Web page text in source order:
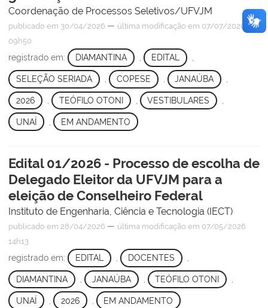
Coordenação de Processos Seletivos/UFVJM
publicado em 30/04/2026 — última modificação em 07/07/2026
09h50
registrado em: DIAMANTINA , EDITAL ,
SELEÇÃO SERIADA COPESE JANAÚBA
2026 TEÓFILO OTONI VESTIBULARES
UNAÍ EM ANDAMENTO
Edital 01/2026 - Processo de escolha de
Delegado Eleitor da UFVJM para a
eleição de Conselheiro Federal
Instituto de Engenharia, Ciência e Tecnologia (IECT)
publicado em 28/04/2026 — última modificação em 07/05/2026
14h13
registrado em: EDITAL , DOCENTES ,
DIAMANTINA JANAÚBA TEÓFILO OTONI
UNAÍ 2026 EM ANDAMENTO